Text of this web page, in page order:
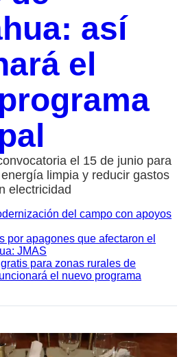
así
el
el 15 de junio para
limpia y reducir gastos
electricidad
del campo con apoyos
por apagones que afectaron el
JMAS
para zonas rurales de
el nuevo programa